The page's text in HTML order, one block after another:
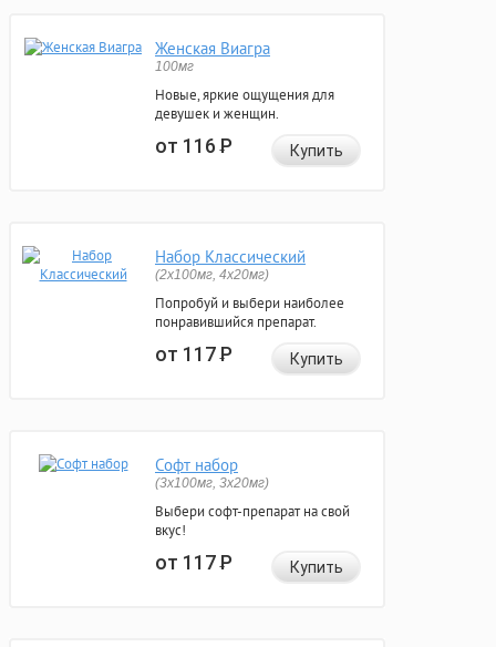
Женская Виагра
100мг
Новые, яркие ощущения для
девушек и женщин.
от 116Р Купить
Набор Классический
(2x100мг, 4x20мг)
Попробуй и выбери наиболее
понравившийся препарат.
от 117Р Купить
Софт набор
(3x100мг, 3x20мг)
Выбери софт-препарат на свой
вкус!
от 117Р Купить